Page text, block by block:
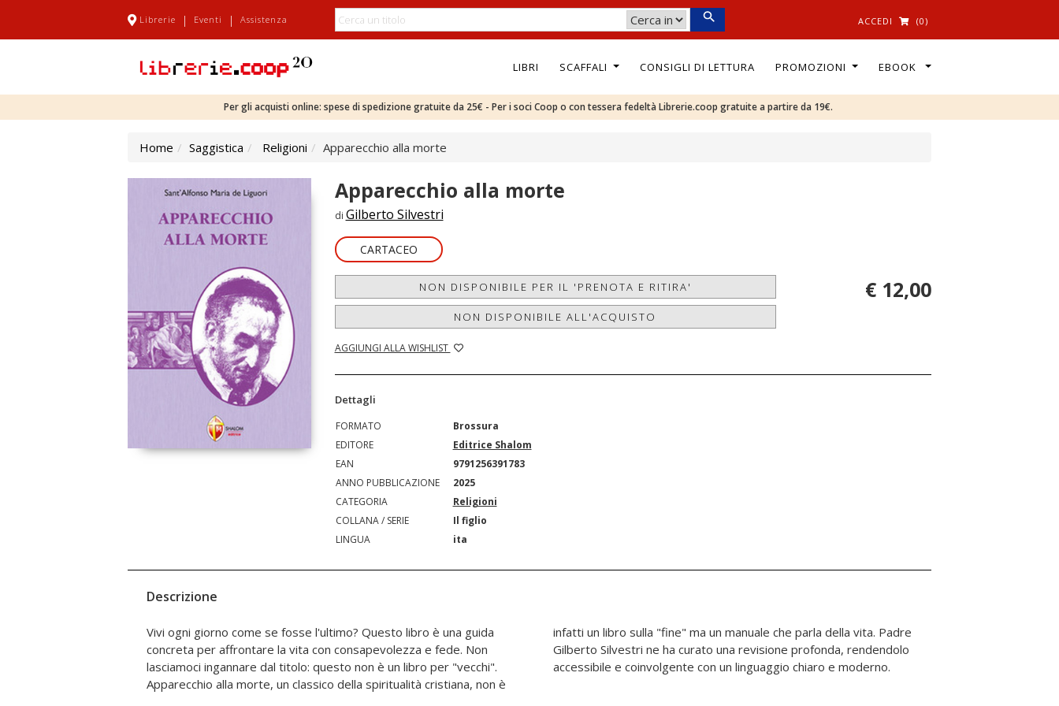
Librerie | Eventi | Assistenza ACCEDI (0)
LIBRI SCAFFALI CONSIGLI DI LETTURA PROMOZIONI EBOOK
Per gli acquisti online: spese di spedizione gratuite da 25€ - Per i soci Coop o con tessera fedeltà Librerie.coop gratuite a partire da 19€.
Home Saggistica Religioni Apparecchio alla morte
Apparecchio alla morte
di Gilberto Silvestri
CARTACEO
NON DISPONIBILE PER IL 'PRENOTA E RITIRA'
NON DISPONIBILE ALL'ACQUISTO
AGGIUNGI ALLA WISHLIST
€ 12,00
Dettagli
FORMATO
Brossura
EDITORE
Editrice Shalom
EAN
9791256391783
ANNO PUBBLICAZIONE
2025
CATEGORIA
Religioni
COLLANA / SERIE
Il figlio
LINGUA
ita
Descrizione
Vivi ogni giorno come se fosse l'ultimo? Questo libro è una guida
concreta per affrontare la vita con consapevolezza e fede. Non
lasciamoci ingannare dal titolo: questo non è un libro per "vecchi".
Apparecchio alla morte, un classico della spiritualità cristiana, non è
infatti un libro sulla "fine" ma un manuale che parla della vita. Padre
Gilberto Silvestri ne ha curato una revisione profonda, rendendolo
accessibile e coinvolgente con un linguaggio chiaro e moderno.